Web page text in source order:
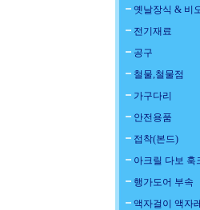
옛날장식 & 비
전기재료
공구
철물,철물점
가구다리
안전용품
접착(본드)
아크릴 다보 훅
행가도어 부속
액자걸이 액자